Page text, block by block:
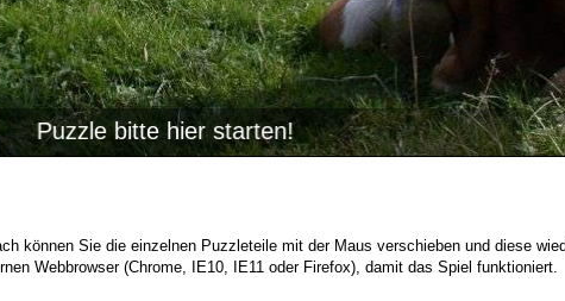
können Sie die einzelnen Puzzleteile mit der Maus verschieben und diese
Webbrowser (Chrome, IE10, IE11 oder Firefox), damit das Spiel funktioniert.